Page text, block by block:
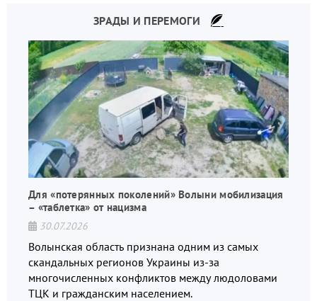
ЗРАДЫ И ПЕРЕМОГИ
Для «потерянных поколений» Волыни мобилизация
– «таблетка» от нацизма
30.07.2026
Волынская область признана одним из самых
скандальных регионов Украины из-за
многочисленных конфликтов между людоловами
ТЦК и гражданским населением.